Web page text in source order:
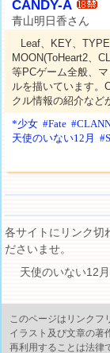
CANDY-A
青山明日香さん
Leaf、KEY、
MOON(ToHeart2、
等PCゲーム全般、
ルを描いています。
クル情報の紹介など
*少女 #Fate
天使のいない12月
各サイトにリンク切
ださいませ。
天使のいない12
このページはリンクフ
イラスト及び文章の著
再利用することは法律